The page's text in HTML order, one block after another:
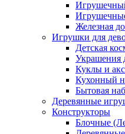
Железная
Игрушки для
Детская
Украшения
Куклы и
Кухонный
Бытовая
Деревянные
Конструкторы
Блочные